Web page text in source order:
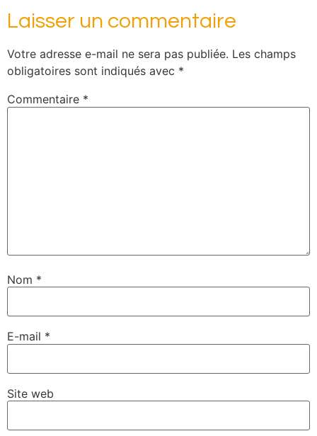
Laisser un commentaire
Votre adresse e-mail ne sera pas publiée. Les champs
obligatoires sont indiqués avec *
Commentaire *
Nom *
E-mail *
Site web